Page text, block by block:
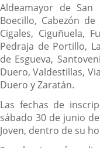
Aldeamayor de
Boecillo, Cabezón
Cigales, Ciguñuela,
Pedraja de Portillo,
de Esgueva,
Duero, Valdestillas,
Duero y Zaratán.
Las fechas de
sábado 30 de junio
Joven, dentro de su